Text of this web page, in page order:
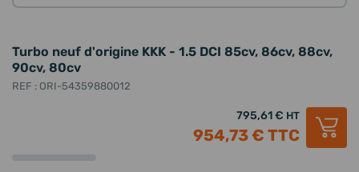
Turbo neuf d'origine KKK - 1.5 DCI 85cv, 86cv, 88cv,
90cv, 80cv
REF : ORI-54359880012
795,61 € HT
954,73 € TTC